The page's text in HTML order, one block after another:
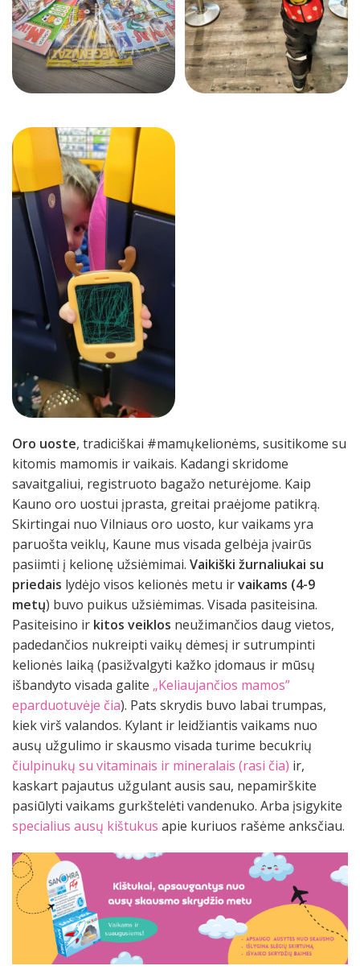
Oro uoste, tradiciškai #mamųkelionėms, susitikome su
kitomis mamomis ir vaikais. Kadangi skridome
savaitgaliui, registruoto bagažo neturėjome. Kaip
Kauno oro uostui įprasta, greitai praėjome patikrą.
Skirtingai nuo Vilniaus oro uosto, kur vaikams yra
paruošta veiklų, Kaune mus visada gelbėja įvairūs
pasiimti į kelionę užsiėmimai. Vaikiški žurnaliukai su
priedais lydėjo visos kelionės metu irvaikams (4-9
metų) buvo puikus užsiėmimas. Visada pasiteisina.
Pasiteisino ir kitos veiklos neužimančios daug vietos,
padedančios nukreipti vaikų dėmesį ir sutrumpinti
kelionės laiką (pasižvalgyti kažko įdomaus ir mūsų
išbandyto visada galite „Keliaujančios mamos”
eparduotuvėje čia). Pats skrydis buvo labai trumpas,
kiek virš valandos. Kylant ir leidžiantis vaikams nuo
ausų užgulimo ir skausmo visada turime becukrių
čiulpinukų su vitaminais ir mineralais (rasi čia) ir,
kaskart pajautus užgulant ausis sau, nepamirškite
pasiūlyti vaikams gurkštelėti vandenuko. Arba įsigykite
specialius ausų kištukus apie kuriuos rašėme anksčiau.